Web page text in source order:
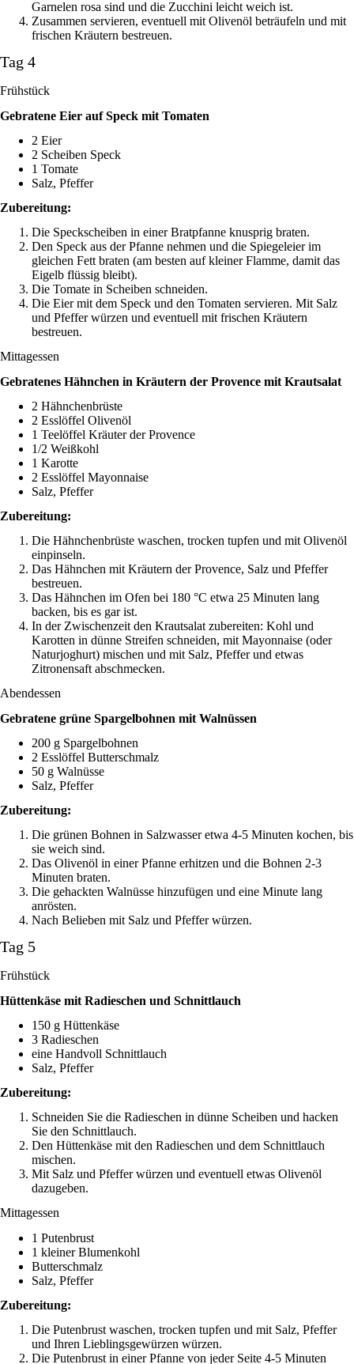
Garnelen rosa sind und die Zucchini leicht weich ist.
Zusammen servieren, eventuell mit Olivenöl beträufeln und mit
frischen Kräutern bestreuen.
Tag 4
Frühstück
Gebratene Eier auf Speck mit Tomaten
2 Eier
2 Scheiben Speck
1 Tomate
Salz, Pfeffer
Zubereitung:
Die Speckscheiben in einer Bratpfanne knusprig braten.
Den Speck aus der Pfanne nehmen und die Spiegeleier im
gleichen Fett braten (am besten auf kleiner Flamme, damit das
Eigelb flüssig bleibt).
Die Tomate in Scheiben schneiden.
Die Eier mit dem Speck und den Tomaten servieren. Mit Salz
und Pfeffer würzen und eventuell mit frischen Kräutern
bestreuen.
Mittagessen
Gebratenes Hähnchen in Kräutern der Provence mit Krautsalat
2 Hähnchenbrüste
2 Esslöffel Olivenöl
1 Teelöffel Kräuter der Provence
1/2 Weißkohl
1 Karotte
2 Esslöffel Mayonnaise
Salz, Pfeffer
Zubereitung:
Die Hähnchenbrüste waschen, trocken tupfen und mit Olivenöl
einpinseln.
Das Hähnchen mit Kräutern der Provence, Salz und Pfeffer
bestreuen.
Das Hähnchen im Ofen bei 180 °C etwa 25 Minuten lang
backen, bis es gar ist.
In der Zwischenzeit den Krautsalat zubereiten: Kohl und
Karotten in dünne Streifen schneiden, mit Mayonnaise (oder
Naturjoghurt) mischen und mit Salz, Pfeffer und etwas
Zitronensaft abschmecken.
Abendessen
Gebratene grüne Spargelbohnen mit Walnüssen
200 g Spargelbohnen
2 Esslöffel Butterschmalz
50 g Walnüsse
Salz, Pfeffer
Zubereitung:
Die grünen Bohnen in Salzwasser etwa 4-5 Minuten kochen, bis
sie weich sind.
Das Olivenöl in einer Pfanne erhitzen und die Bohnen 2-3
Minuten braten.
Die gehackten Walnüsse hinzufügen und eine Minute lang
anrösten.
Nach Belieben mit Salz und Pfeffer würzen.
Tag 5
Frühstück
Hüttenkäse mit Radieschen und Schnittlauch
150 g Hüttenkäse
3 Radieschen
eine Handvoll Schnittlauch
Salz, Pfeffer
Zubereitung:
Schneiden Sie die Radieschen in dünne Scheiben und hacken
Sie den Schnittlauch.
Den Hüttenkäse mit den Radieschen und dem Schnittlauch
mischen.
Mit Salz und Pfeffer würzen und eventuell etwas Olivenöl
dazugeben.
Mittagessen
1 Putenbrust
1 kleiner Blumenkohl
Butterschmalz
Salz, Pfeffer
Zubereitung:
Die Putenbrust waschen, trocken tupfen und mit Salz, Pfeffer
und Ihren Lieblingsgewürzen würzen.
Die Putenbrust in einer Pfanne von jeder Seite 4-5 Minuten